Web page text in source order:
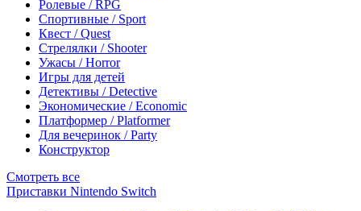
Ролевые / RPG
Спортивные / Sport
Квест / Quest
Стрелялки / Shooter
Ужасы / Horror
Игры для детей
Детективы / Detective
Экономические / Economic
Платформер / Platformer
Для вечеринок / Party
Конструктор
Смотреть все
Приставки Nintendo Switch